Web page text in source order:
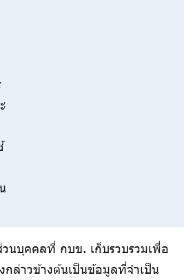
นบุคคลที่ กบข. เก็บรวบรวมเพื่อ
กล่าวข้างต้นเป็นข้อมูลที่จำเป็น